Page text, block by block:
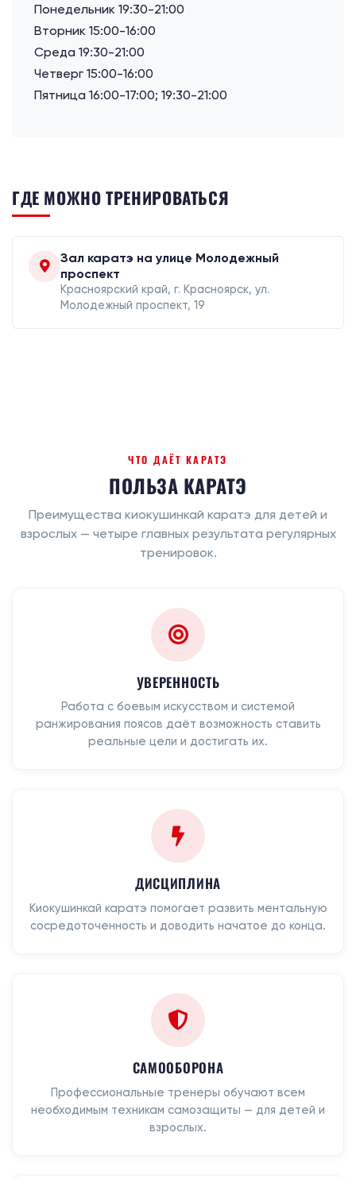
Понедельник 19:30-21:00
Вторник 15:00-16:00
Среда 19:30-21:00
Четверг 15:00-16:00
Пятница 16:00-17:00; 19:30-21:00
ГДЕ МОЖНО ТРЕНИРОВАТЬСЯ
Зал каратэ на улице Молодежный
проспект
Красноярский край, г. Красноярск, ул.
Молодежный проспект, 19
ЧТО ДАЁТ КАРАТЭ
ПОЛЬЗА КАРАТЭ
Преимущества киокушинкай каратэ для детей и
взрослых — четыре главных результата регулярных
тренировок.
УВЕРЕННОСТЬ
Работа с боевым искусством и системой
ранжирования поясов даёт возможность ставить
реальные цели и достигать их.
ДИСЦИПЛИНА
Киокушинкай каратэ помогает развить ментальную
сосредоточенность и доводить начатое до конца.
САМООБОРОНА
Профессиональные тренеры обучают всем
необходимым техникам самозащиты — для детей и
взрослых.